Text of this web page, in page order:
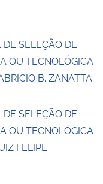
SELEÇÃO DE
OU TECNOLÓGICA
B. ZANATTA
SELEÇÃO DE
OU TECNOLÓGICA
FELIPE